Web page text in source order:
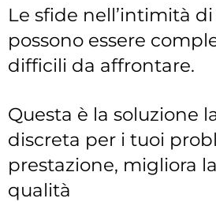
Le sfide nell’intimità
possono essere
difficili da affrontare.
Questa è la soluzione
discreta per i tuoi
prestazione, migliora
qualità